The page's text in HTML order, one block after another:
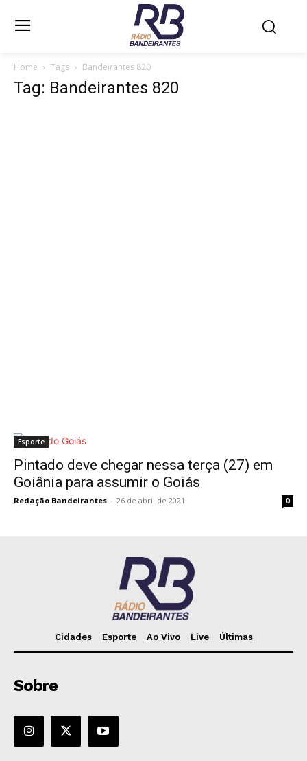
Home Tags Bandeirantes 820
Tag: Bandeirantes 820
Esporte
Pintado deve chegar nessa terça (27) em
Goiânia para assumir o Goiás
Redação Bandeirantes - 26 de abril de 2021 0
Cidades Esporte Ao Vivo Live Últimas
Sobre